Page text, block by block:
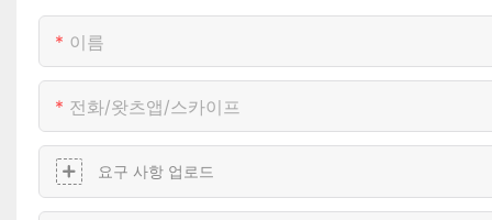
이름
전화/왓츠앱/스카이프
요구 사항 업로드